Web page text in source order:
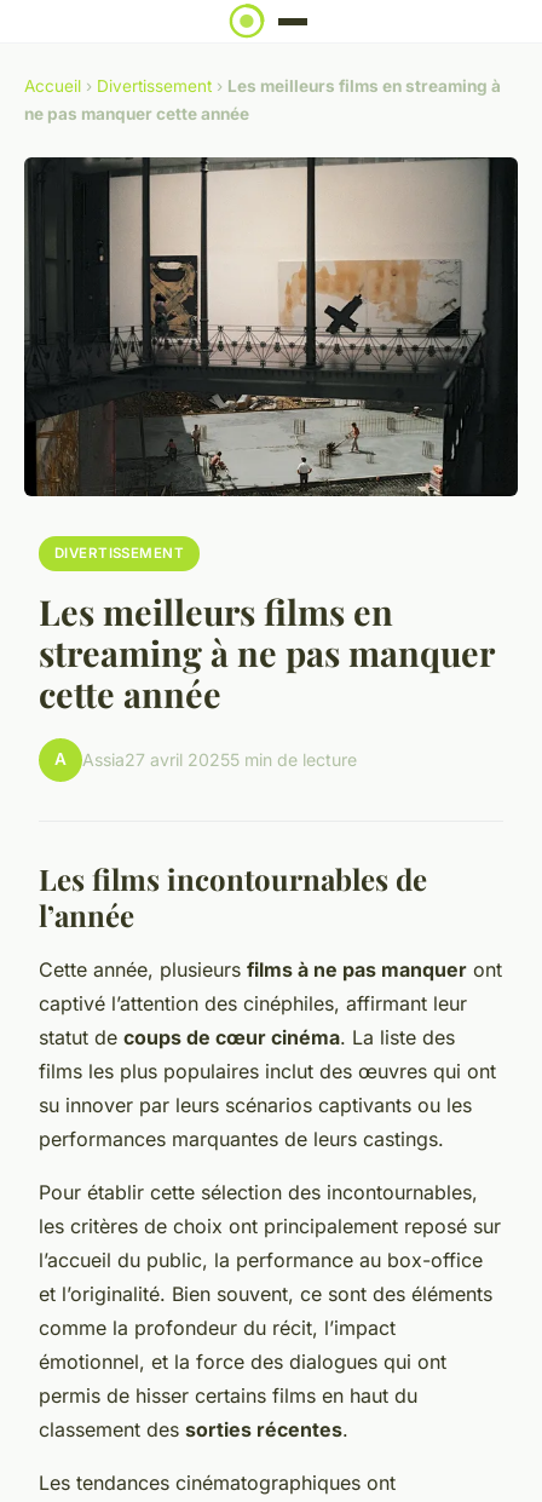
Accueil › Divertissement › Les meilleurs films en streaming à
ne pas manquer cette année
DIVERTISSEMENT
Les meilleurs films en
streaming à ne pas manquer
cette année
A Assia27 avril 20255 min de lecture
Les films incontournables de
l’année
Cette année, plusieurs films à ne pas manquer ont
captivé l’attention des cinéphiles, affirmant leur
statut de coups de cœur cinéma. La liste des
films les plus populaires inclut des œuvres qui ont
su innover par leurs scénarios captivants ou les
performances marquantes de leurs castings.
Pour établir cette sélection des incontournables,
les critères de choix ont principalement reposé sur
l’accueil du public, la performance au box-office
et l’originalité. Bien souvent, ce sont des éléments
comme la profondeur du récit, l’impact
émotionnel, et la force des dialogues qui ont
permis de hisser certains films en haut du
classement des sorties récentes.
Les tendances cinématographiques ont